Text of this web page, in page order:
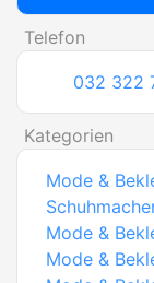
Telefon
032 322
Kategorien
Mode &
Mode &
Mode &